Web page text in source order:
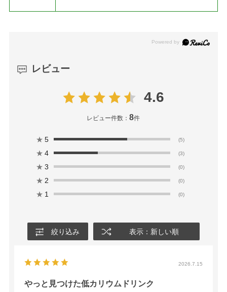
レビュー
4.6
レビュー件数：8件
★ 5 (5)
★ 4 (3)
★ 3 (0)
★ 2 (0)
★ 1 (0)
絞り込み 表示：新しい順
2026.7.15
やっと見つけた低カリウムドリンク